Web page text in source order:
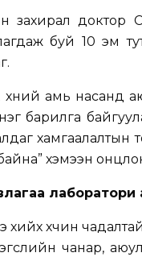
доктор
буй 10 эм
амь насанд
нэг барилга
байна” хэмээн
хүчин
чанар,